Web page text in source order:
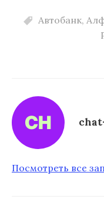
Автобанк,
Посмотреть все